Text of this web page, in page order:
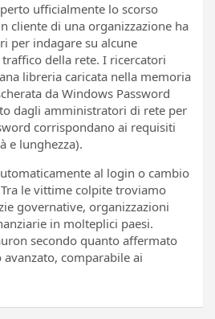
ufficialmente lo scorso
cliente di una organizzazione ha
per indagare su alcune
della rete. I ricercatori
libreria caricata nella memoria
da Windows Password
dagli amministratori di rete per
corrispondano ai requisiti
e lunghezza).
al login o cambio
le vittime colpite troviamo
governative, organizzazioni
in molteplici paesi.
secondo quanto affermato
comparabile ai